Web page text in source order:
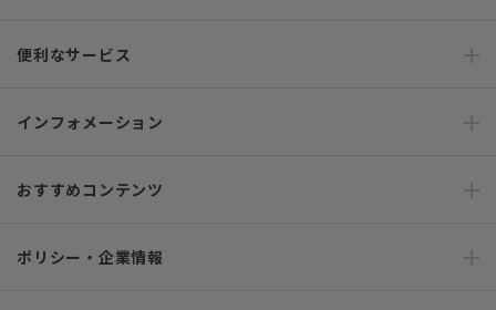
便利なサービス
インフォメーション
おすすめコンテンツ
ポリシー・企業情報